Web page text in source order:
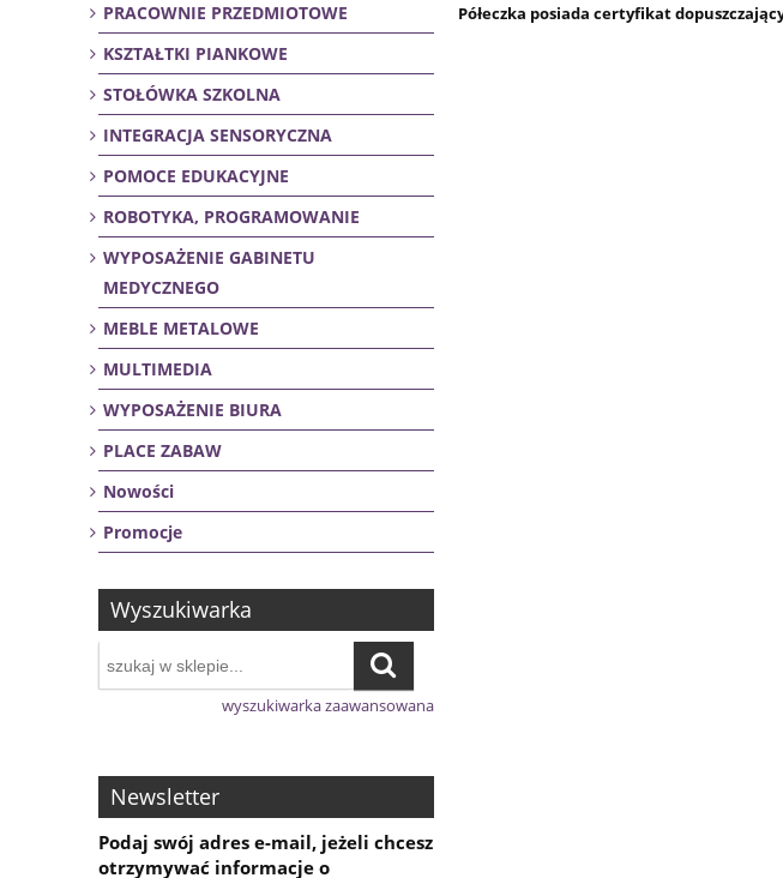
PRACOWNIE PRZEDMIOTOWE
KSZTAŁTKI PIANKOWE
STOŁÓWKA SZKOLNA
INTEGRACJA SENSORYCZNA
POMOCE EDUKACYJNE
ROBOTYKA, PROGRAMOWANIE
WYPOSAŻENIE GABINETU
MEDYCZNEGO
MEBLE METALOWE
MULTIMEDIA
WYPOSAŻENIE BIURA
PLACE ZABAW
Nowości
Promocje
Wyszukiwarka
wyszukiwarka zaawansowana
Newsletter
Podaj swój adres e-mail, jeżeli chcesz
otrzymywać informacje o
Półeczka posiada certyfikat